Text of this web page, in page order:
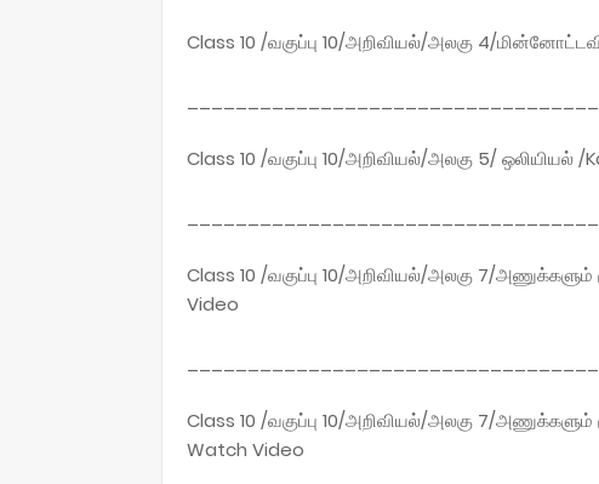
Class 10 /வகுப்பு 10/அறிவியல்/அலகு 4/
Class 10 /வகுப்பு 10/அறிவியல்/அலகு 5/
Class 10 /வகுப்பு 10/அறிவியல்/அலகு 7/
Video
Class 10 /வகுப்பு 10/அறிவியல்/அலகு 7/
Watch Video